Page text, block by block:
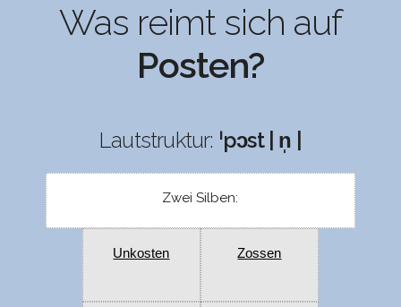
Was reimt sich auf
Posten?
Lautstruktur: ˈpɔst | n̩ |
Zwei Silben:
Unkosten Zossen